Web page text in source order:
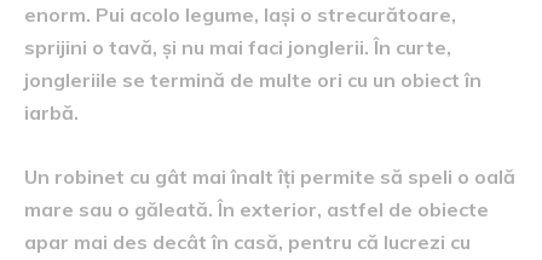
enorm. Pui acolo legume, lași o strecurătoare,
sprijini o tavă, și nu mai faci jonglerii. În curte,
jongleriile se termină de multe ori cu un obiect în
iarbă.
Un robinet cu gât mai înalt îți permite să speli o oală
mare sau o găleată. În exterior, astfel de obiecte
apar mai des decât în casă, pentru că lucrezi cu